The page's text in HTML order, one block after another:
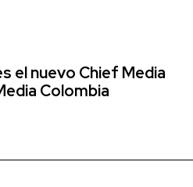
el nuevo Chief Media
Colombia